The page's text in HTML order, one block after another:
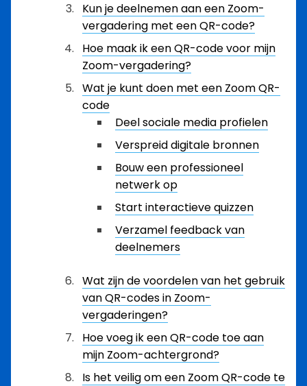
Kun je deelnemen aan een Zoom-
vergadering met een QR-code?
Hoe maak ik een QR-code voor mijn
Zoom-vergadering?
Wat je kunt doen met een Zoom QR-
code
Deel sociale media profielen
Verspreid digitale bronnen
Bouw een professioneel
netwerk op
Start interactieve quizzen
Verzamel feedback van
deelnemers
Wat zijn de voordelen van het gebruik
van QR-codes in Zoom-
vergaderingen?
Hoe voeg ik een QR-code toe aan
mijn Zoom-achtergrond?
Is het veilig om een Zoom QR-code te